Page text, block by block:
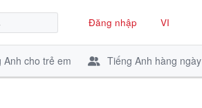
Đăng nhập VI
Anh cho trẻ em Tiếng Anh hàng ngày